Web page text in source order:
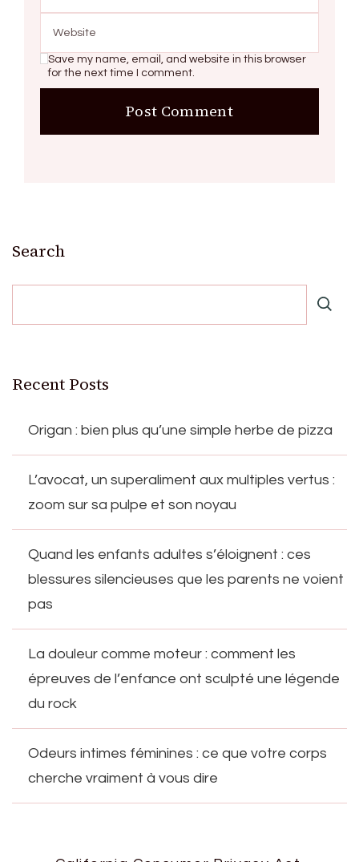
Save my name, email, and website in this browser
for the next time I comment.
Search
Recent Posts
Origan : bien plus qu’une simple herbe de pizza
L’avocat, un superaliment aux multiples vertus :
zoom sur sa pulpe et son noyau
Quand les enfants adultes s’éloignent : ces
blessures silencieuses que les parents ne voient
pas
La douleur comme moteur : comment les
épreuves de l’enfance ont sculpté une légende
du rock
Odeurs intimes féminines : ce que votre corps
cherche vraiment à vous dire